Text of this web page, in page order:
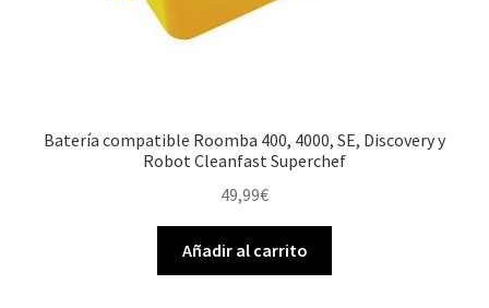
Batería compatible Roomba 400, 4000, SE, Discovery y
Robot Cleanfast Superchef
49,99€
Añadir al carrito